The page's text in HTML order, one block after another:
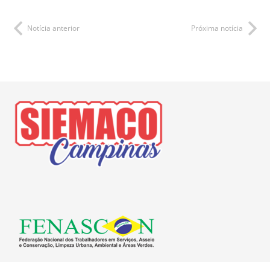
Notícia anterior Próxima notícia